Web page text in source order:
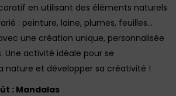
en utilisant des éléments naturels
: peinture, laine, plumes, feuilles…
une création unique, personnalisée
Une activité idéale pour se
nature et développer sa créativité !
: Mandalas